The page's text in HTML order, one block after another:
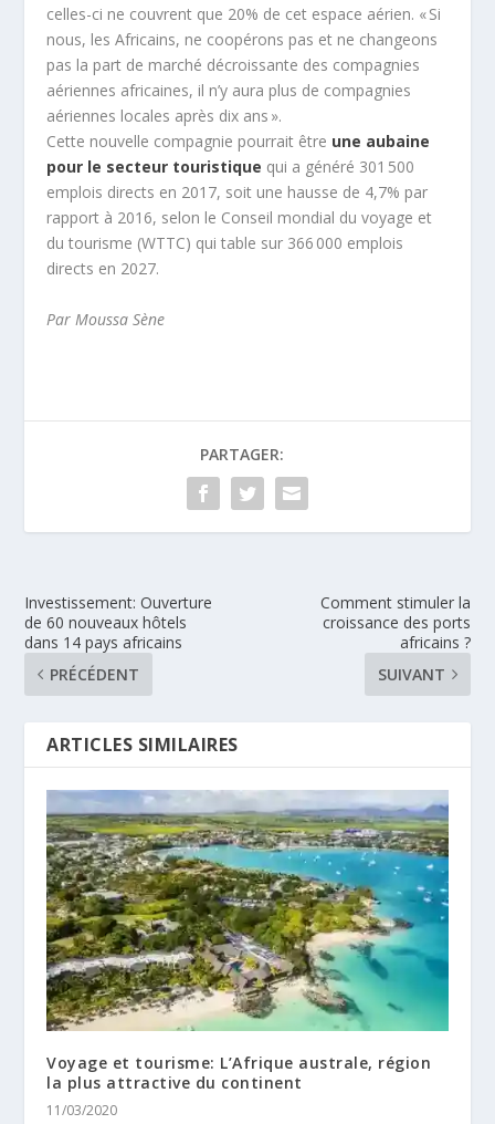
celles-ci ne couvrent que 20% de cet espace aérien. « Si
nous, les Africains, ne coopérons pas et ne changeons
pas la part de marché décroissante des compagnies
aériennes africaines, il n’y aura plus de compagnies
aériennes locales après dix ans ».
Cette nouvelle compagnie pourrait être une aubaine
pour le secteur touristique qui a généré 301 500
emplois directs en 2017, soit une hausse de 4,7% par
rapport à 2016, selon le Conseil mondial du voyage et
du tourisme (WTTC) qui table sur 366 000 emplois
directs en 2027.
Par Moussa Sène
PARTAGER:
Investissement: Ouverture
de 60 nouveaux hôtels
dans 14 pays africains
PRÉCÉDENT
Comment stimuler la
croissance des ports
africains ?
SUIVANT
ARTICLES SIMILAIRES
Voyage et tourisme: L’Afrique australe, région
la plus attractive du continent
11/03/2020